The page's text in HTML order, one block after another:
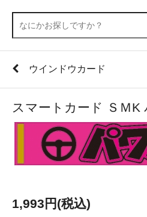
ウインドウカード
スマートカード ＳＭK
1,993円(税込)